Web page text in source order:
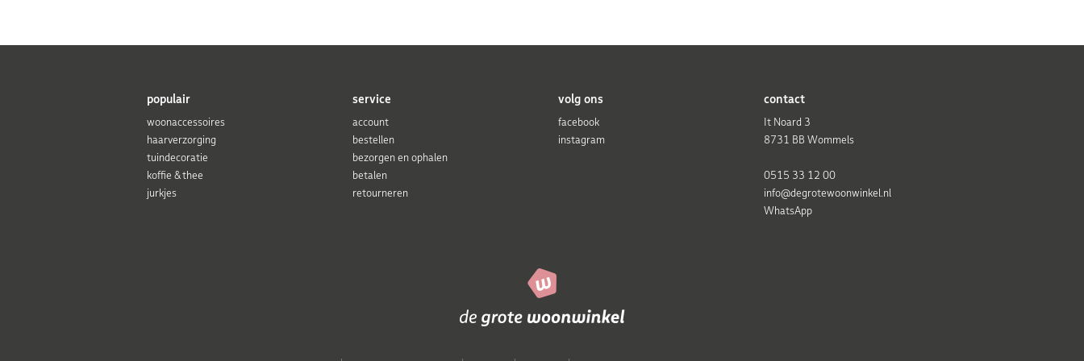
populair
woonaccessoires
haarverzorging
tuindecoratie
koffie & thee
jurkjes
service
account
bestellen
bezorgen en ophalen
betalen
retourneren
volg ons
facebook
instagram
contact
It Noard 3
8731 BB Wommels
0515 33 12 00
info@degrotewoonwinkel.nl
WhatsApp